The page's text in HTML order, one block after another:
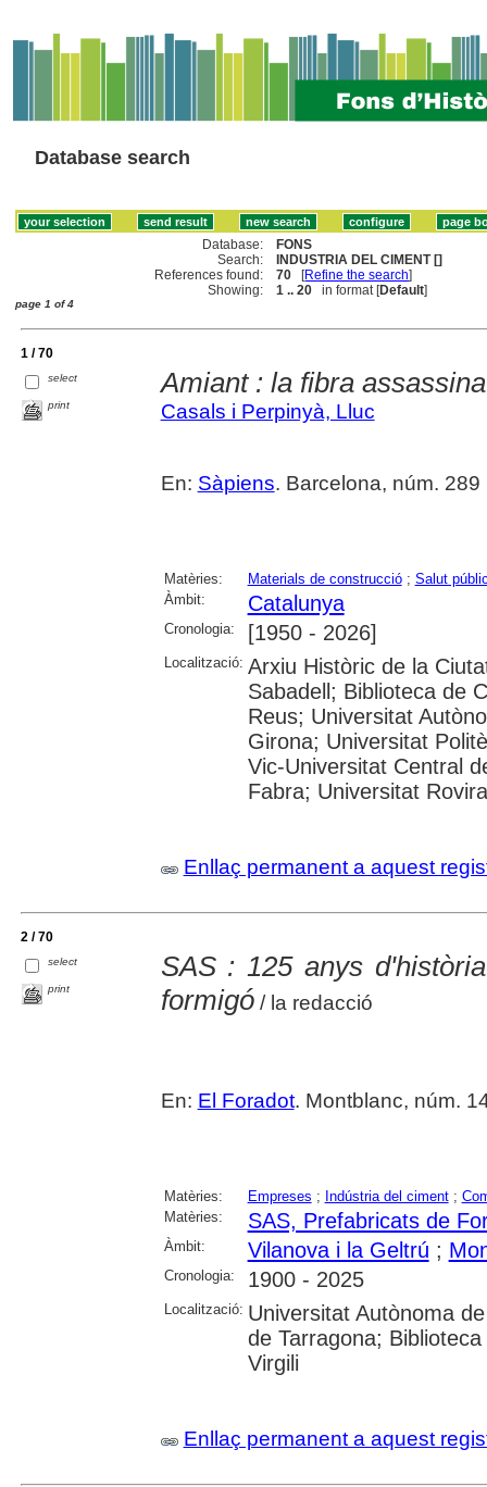
Database search
Database:
FONS
Search:
INDUSTRIA DEL CIMENT []
References found:
70 [Refine the search]
Showing:
1 .. 20 in format [Default]
page 1 of 4
1 / 70
select
print
Amiant : la fibra assassina
Casals i Perpinyà, Lluc
En: Sàpiens. Barcelona, núm.
Matèries: Materials de construcció; Salut
Àmbit:
Catalunya
Cronologia: [1950 - 2026]
Localització: Arxiu Històric de la
Sabadell; Biblioteca de
Reus; Universitat
Girona; Universitat
Vic-Universitat Central
Fabra; Universitat
Enllaç permanent a aquest
2 / 70
select
print
SAS : 125 anys
formigó/ la redacció
En: El Foradot. Montblanc, núm.
Matèries: Empreses ; Indústria del ciment;
Matèries:
SAS, Prefabricats de
Àmbit: Vilanova i la Geltrú ;
Cronologia: 1900 - 2025
Localització: Universitat Autònoma
de Tarragona;
Virgili
Enllaç permanent a aquest